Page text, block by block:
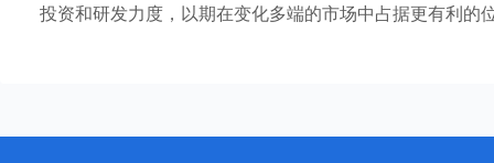
投资和研发力度，以期在变化多端的市场中占据更有利